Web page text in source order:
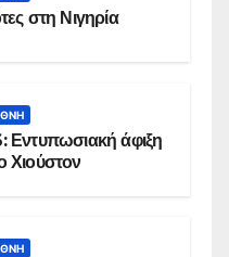
στη Νιγηρία
Εντυπωσιακή άφιξη
Χιούστον